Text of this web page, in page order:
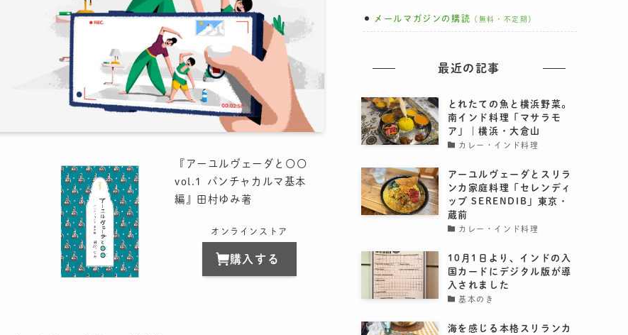
『アーユルヴェーダと〇〇
vol.1 パンチャカルマ基本
編』田村ゆみ著
オンラインストア
購入する
メールマガジンの購読 （無料・不定期）
最近の記事
とれたての魚と横浜野菜。
南インド料理「マサラモ
ア」｜横浜・大倉山
カレー・インド料理
アーユルヴェーダとスリラ
ンカ家庭料理「セレンディ
ッブ SERENDIB」東京・
蔵前
カレー・インド料理
10月1日より、インドの入
国カードにデジタル版が導
入されました
基本のき
海を感じる本格スリランカ